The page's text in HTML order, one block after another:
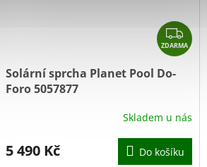
Z
D
A
ZDARMA
Solární sprcha Planet Pool Do-
Foro 5057877
produktu
je
Skladem u nás
5 490 Kč Do košíku